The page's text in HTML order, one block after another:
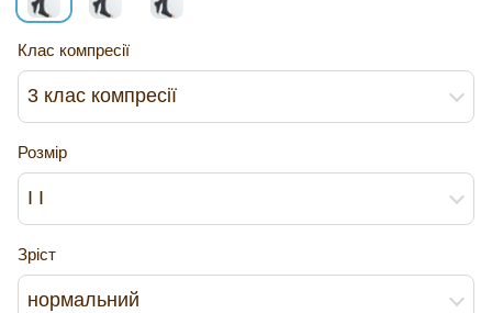
Клас компресії
3 клас компресії
Розмір
I I
Зріст
нормальний